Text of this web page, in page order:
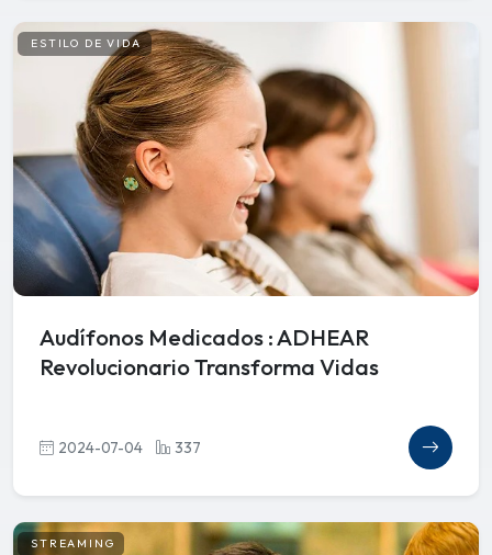
ESTILO DE VIDA
Audífonos Medicados : ADHEAR
Revolucionario Transforma Vidas
2024-07-04 337
STREAMING